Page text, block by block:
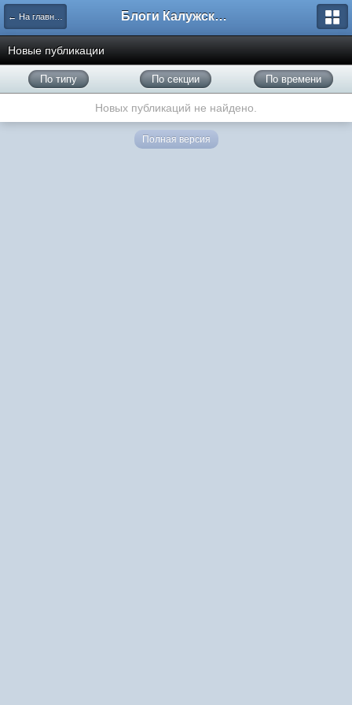
← На главную Блоги Калужского перекрестка
Новые публикации
По типу По секции По времени
Новых публикаций не найдено.
Полная версия